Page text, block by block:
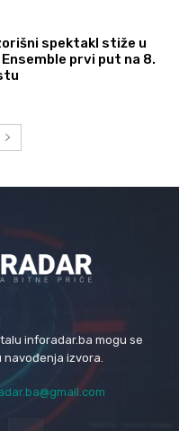
spektakl stiže u
prvi put na 8.
inforadar.ba mogu se
izvora.